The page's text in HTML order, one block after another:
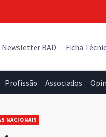
Newsletter BAD Ficha
Profissão Associados
NACIONAIS